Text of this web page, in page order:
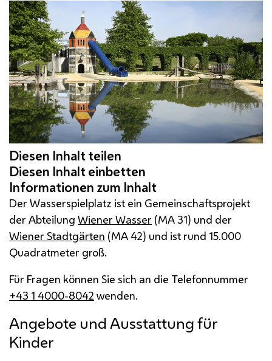
Der Wasserspielplatz ist ein Gemeinschaftsprojekt
der Abteilung Wiener Wasser (MA31) und der
Wiener Stadtgärten (MA42) und ist rund 15.000
Quadratmeter groß.
Für Fragen können Sie sich an die Telefonnummer
+43 1 4000-8042 wenden.
Angebote und Ausstattung für
Kinder